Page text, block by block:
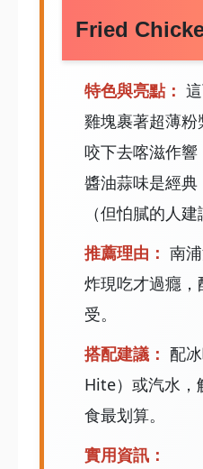
Fried
特色與亮點：
雞塊裹著超薄粉
咬下去喀滋作響
醬油蒜味是經
（但怕膩的人建
推薦理由： 南
炸現吃才過癮
受。
搭配建議： 配
Hite）或汽水，
食最划算。
實用資訊：